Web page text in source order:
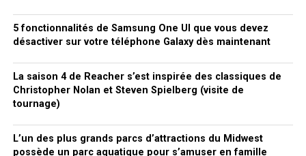
5 fonctionnalités de Samsung One UI que vous devez
désactiver sur votre téléphone Galaxy dès maintenant
La saison 4 de Reacher s’est inspirée des classiques de
Christopher Nolan et Steven Spielberg (visite de
tournage)
L’un des plus grands parcs d’attractions du Midwest
possède un parc aquatique pour s’amuser en famille